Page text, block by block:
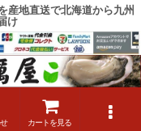
産地直送で北海道から九州
け
カートを見る